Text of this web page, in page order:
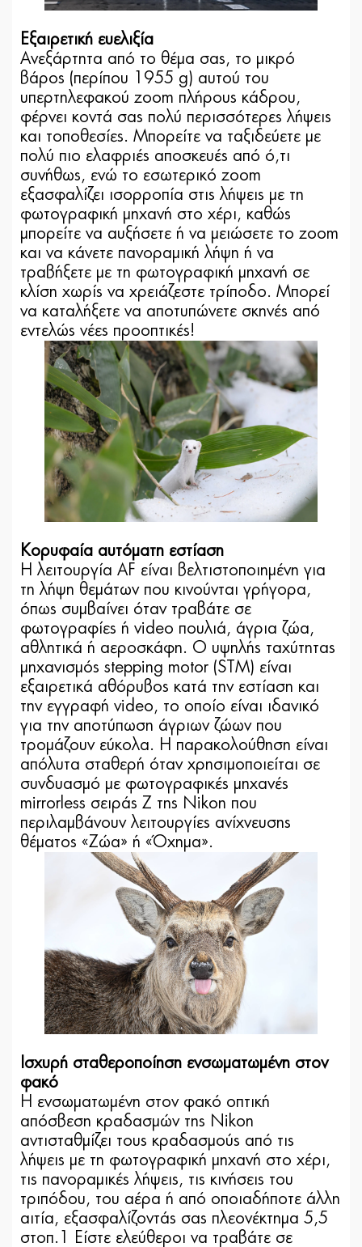
Εξαιρετική ευελιξία
Ανεξάρτητα από το θέμα σας, το μικρό
βάρος (περίπου 1955 g) αυτού του
υπερτηλεφακού zoom πλήρους κάδρου,
φέρνει κοντά σας πολύ περισσότερες λήψεις
και τοποθεσίες. Μπορείτε να ταξιδεύετε με
πολύ πιο ελαφριές αποσκευές από ό,τι
συνήθως, ενώ το εσωτερικό zoom
εξασφαλίζει ισορροπία στις λήψεις με τη
φωτογραφική μηχανή στο χέρι, καθώς
μπορείτε να αυξήσετε ή να μειώσετε το zoom
και να κάνετε πανοραμική λήψη ή να
τραβήξετε με τη φωτογραφική μηχανή σε
κλίση χωρίς να χρειάζεστε τρίποδο. Μπορεί
να καταλήξετε να αποτυπώνετε σκηνές από
εντελώς νέες προοπτικές!
Κορυφαία αυτόματη εστίαση
Η λειτουργία AF είναι βελτιστοποιημένη για
τη λήψη θεμάτων που κινούνται γρήγορα,
όπως συμβαίνει όταν τραβάτε σε
φωτογραφίες ή video πουλιά, άγρια ζώα,
αθλητικά ή αεροσκάφη. Ο υψηλής ταχύτητας
μηχανισμός stepping motor (STM) είναι
εξαιρετικά αθόρυβος κατά την εστίαση και
την εγγραφή video, το οποίο είναι ιδανικό
για την αποτύπωση άγριων ζώων που
τρομάζουν εύκολα. Η παρακολούθηση είναι
απόλυτα σταθερή όταν χρησιμοποιείται σε
συνδυασμό με φωτογραφικές μηχανές
mirrorless σειράς Z της Nikon που
περιλαμβάνουν λειτουργίες ανίχνευσης
θέματος «Ζώα» ή «Όχημα».
Ισχυρή σταθεροποίηση ενσωματωμένη στον
φακό
Η ενσωματωμένη στον φακό οπτική
απόσβεση κραδασμών της Nikon
αντισταθμίζει τους κραδασμούς από τις
λήψεις με τη φωτογραφική μηχανή στο χέρι,
τις πανοραμικές λήψεις, τις κινήσεις του
τριπόδου, του αέρα ή από οποιαδήποτε άλλη
αιτία, εξασφαλίζοντάς σας πλεονέκτημα 5,5
στοπ.1 Είστε ελεύθεροι να τραβάτε σε